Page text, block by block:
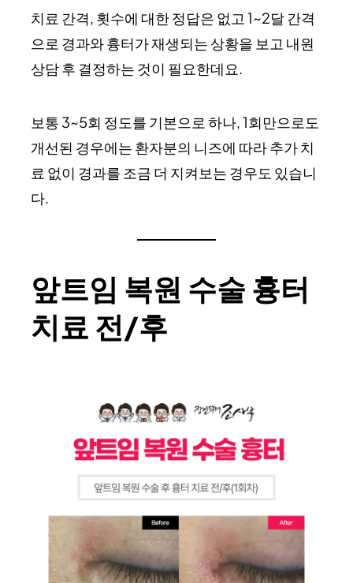
치료 간격, 횟수에 대한 정답은 없고 1~2달 간격
으로 경과와 흉터가 재생되는 상황을 보고 내원
상담 후 결정하는 것이 필요한데요.
보통 3~5회 정도를 기본으로 하나, 1회만으로도
개선된 경우에는 환자분의 니즈에 따라 추가 치
료 없이 경과를 조금 더 지켜보는 경우도 있습니
다.
앞트임 복원 수술 흉터
치료 전/후